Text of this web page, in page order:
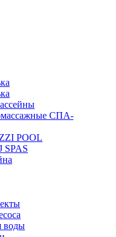
СПА-
POOL
SPAS
воды